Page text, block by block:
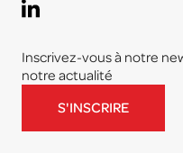
Inscrivez-vous à notre
notre actualité
S'INSCRIRE